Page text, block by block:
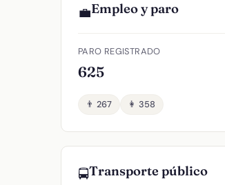
💼Empleo y paro
PARO REGISTRADO
625
👨 267 👩 358
🚍Transporte público